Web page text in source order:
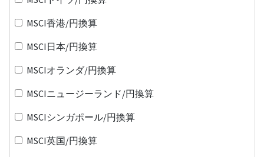
MSCI香港/円換算
MSCI日本/円換算
MSCIオランダ/円換算
MSCIニュージーランド/円換算
MSCIシンガポール/円換算
MSCI英国/円換算